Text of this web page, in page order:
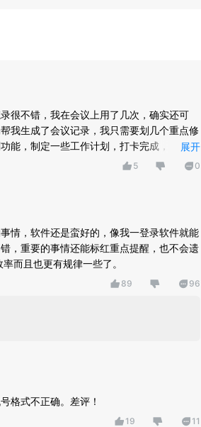
很不错，我在会议上用了几次，确实还可
我生成了会议记录，我只需要划几个重点修
能，制定一些工作计划，打卡完成，监督自
展开
5 0
情，软件还是蛮好的，像我一登录软件就能
，重要的事情还能标红重点提醒，也不会遗
而且也更有规律一些了。
89 96
格式不正确。差评！
19 11